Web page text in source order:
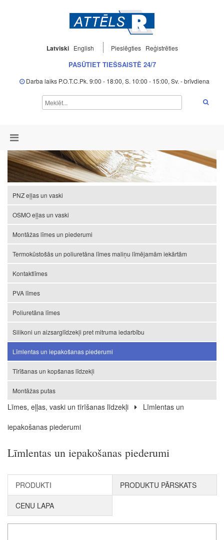
Latviski English Pieslēgties Reģistrēties
PASŪTIET TIEŠSAISTĒ 24/7
Darba laiks P.O.T.C.Pk. 9:00 - 18:00, S. 10:00 - 15:00, Sv. - brīvdiena
PNZ eļļas un vaski
OSMO eļļas un vaski
Montāžas līmes un piederumi
Termokūstošās un poliuretāna līmes maliņu līmējamām iekārtām
Kontaktlīmes
PVA līmes
Poliuretāna līmes
Silikoni un aizsarglīdzekļi pret mitruma iedarbību
Līmlentas un iepakošanas piederumi
Tīrīšanas un kopšanas līdzekļi
Montāžas putas
Līmes, eļļas, vaski un tīrīšanas līdzekļi
Līmlentas un
iepakošanas piederumi
Līmlentas un iepakošanas piederumi
PRODUKTI PRODUKTU PĀRSKATS
CENU LAPA